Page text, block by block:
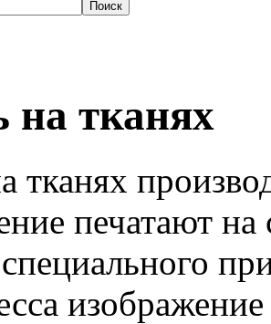
на тканях
тканях
печатают